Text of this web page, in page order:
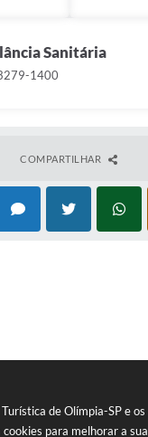
de Olímpia-SP e os
para melhorar a sua
Sanitária
1400
COMPARTILHAR